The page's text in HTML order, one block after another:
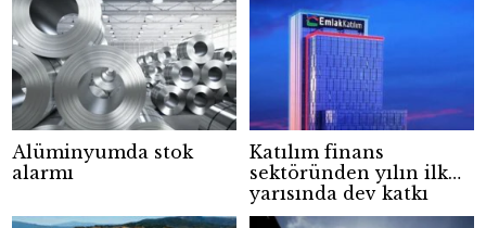
Alüminyumda stok
alarmı
Katılım finans
sektöründen yılın ilk
yarısında dev katkı